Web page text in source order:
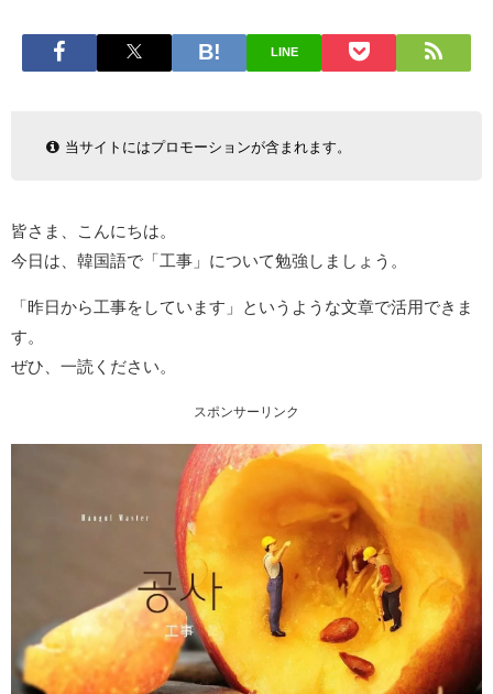
LINE
当サイトにはプロモーションが含まれます。
皆さま、こんにちは。
今日は、韓国語で「工事」について勉強しましょう。
「昨日から工事をしています」というような文章で活用できま
す。
ぜひ、一読ください。
スポンサーリンク